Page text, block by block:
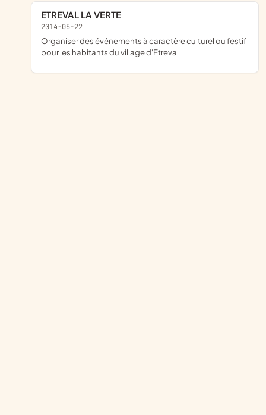
ETREVAL LA VERTE
2014-05-22
organiser des événements à caractère culturel ou festif
pour les habitants du village d'Etreval